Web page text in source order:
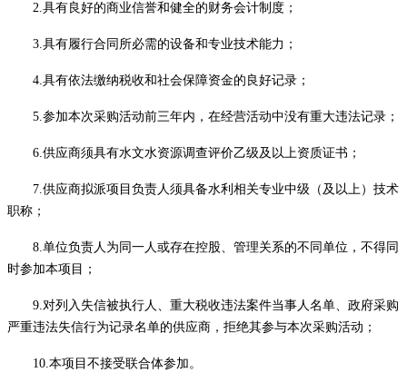
2.具有良好的商业信誉和健全的财务会计制度；
3.具有履行合同所必需的设备和专业技术能力；
4.具有依法缴纳税收和社会保障资金的良好记录；
5.参加本次采购活动前三年内，在经营活动中没有重大违法记录；
6.供应商须具有水文水资源调查评价乙级及以上资质证书 ；
7.供应商拟派项目负责人须具备水利相关专业中级（及以上）技术
职称；
8.单位负责人为同一人或存在控股、管理关系的不同单位，不得同
时参加本项目；
9.对列入失信被执行人、重大税收违法案件当事人名单、政府采购
严重违法失信行为记录名单的供应商 ，拒绝其参与本次采购活动；
10.本项目不接受联合体参加。